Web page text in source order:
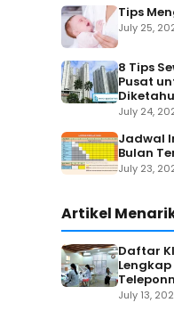
Tips
July 25,
8 Tips
Pusat
July 24,
Jadwal
Bulan
July 23,
Artikel
Daftar
July 13,